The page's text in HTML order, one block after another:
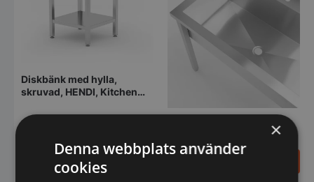
Diskbänk med hylla,
skruvad, HENDI, Kitchen
600x600x(H)850 mm
4.912,00SEK
SEK
5.760,00SEK
×
Denna webbplats använder
cookies